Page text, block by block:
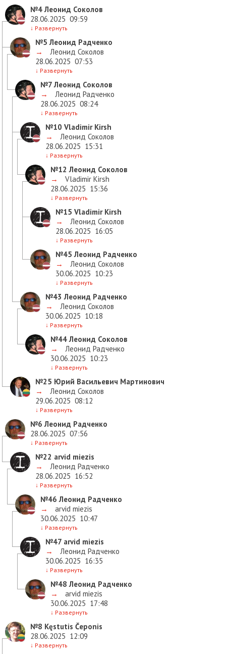
№4Леонид Соколов
28.06.2025 09:59
↓ Развернуть
№5 Леонид Радченко
→
Леонид Соколов
28.06.2025 07:53
↓ Развернуть
№7Леонид Соколов
→
Леонид Радченко
28.06.2025 08:24
↓ Развернуть
№10 Vladimir Kirsh
→
Леонид Соколов
28.06.2025 15:31
↓ Развернуть
№12 Леонид Соколов
→
Vladimir Kirsh
28.06.2025 15:36
↓ Развернуть
№15 Vladimir Kirsh
→
Леонид Соколов
28.06.2025 16:05
↓ Развернуть
№45 Леонид Радченко
→
Леонид Соколов
30.06.2025 10:23
↓ Развернуть
№43 Леонид Радченко
→
Леонид Соколов
30.06.2025 10:18
↓ Развернуть
№44Леонид Соколов
→
Леонид Радченко
30.06.2025 10:23
↓ Развернуть
№25 Юрий Васильевич Мартинович
→
Леонид Соколов
29.06.2025 08:12
↓ Развернуть
№6 Леонид Радченко
28.06.2025 07:56
↓ Развернуть
№22 arvid miezis
→
Леонид Радченко
28.06.2025 16:52
↓ Развернуть
№46 Леонид Радченко
→
arvid miezis
30.06.2025 10:47
↓ Развернуть
№47 arvid miezis
→
Леонид Радченко
30.06.2025 16:35
↓ Развернуть
№48 Леонид Радченко
→
arvid miezis
30.06.2025 17:48
↓ Развернуть
№8 Kęstutis Čeponis
28.06.2025 12:09
↓ Развернуть